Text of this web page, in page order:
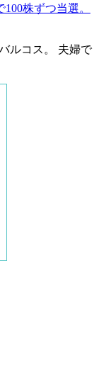
株ずつ当選。
ルコス。 夫婦で